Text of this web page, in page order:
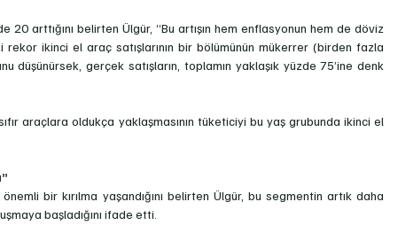
20 arttığını belirten Ülgür, “Bu artışın hem enflasyonun hem de döviz
rekor ikinci el araç satışlarının bir bölümünün mükerrer (birden fazla
düşünürsek, gerçek satışların, toplamın yaklaşık yüzde 75’ine denk
araçlara oldukça yaklaşmasının tüketiciyi bu yaş grubunda ikinci el
bir kırılma yaşandığını belirten Ülgür, bu segmentin artık daha
başladığını ifade etti.